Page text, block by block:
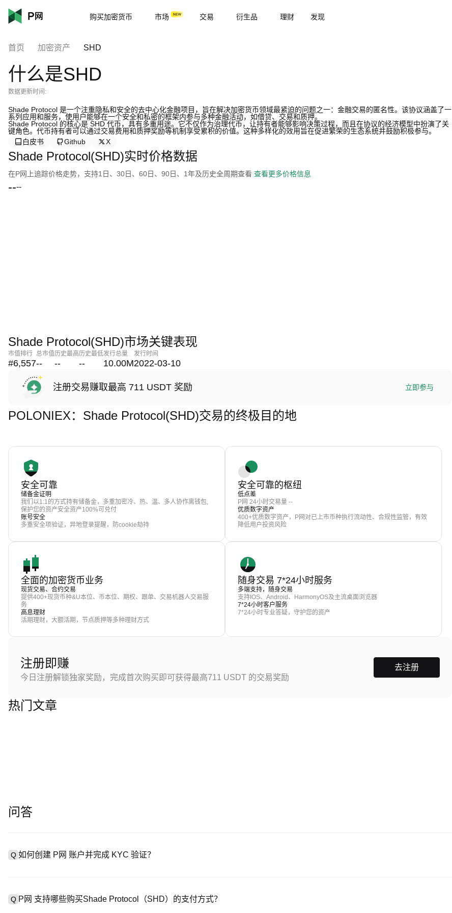
购买加密货币 市场 交易 衍生品 理财 发现
首页 加密资产 SHD
什么是SHD
数据更新时间:
Shade Protocol 是一个注重隐私和安全的去中心化金融项目，旨在解决加密货币领域最紧迫的问题之一：金融交易的匿名性。该协议涵盖了一
系列应用和服务，使用户能够在一个安全和私密的框架内参与多种金融活动，如借贷、交易和质押。
Shade Protocol 的核心是 SHD 代币，具有多重用途。它不仅作为治理代币，让持有者能够影响决策过程，而且在协议的经济模型中扮演了关
键角色。代币持有者可以通过交易费用和质押奖励等机制享受累积的价值。这种多样化的效用旨在促进繁荣的生态系统并鼓励积极参与。
白皮书
Github X
Shade Protocol(SHD)实时价格数据
在P网上追踪价格走势，支持1日、30日、60日、90日、1年及历史全周期查看 查看更多价格信息
----
Shade Protocol(SHD)市场关键表现
市值排行
#6,557
总市值
--
历史最高
--
历史最低
--
发行总量
10.00M
发行时间
2022-03-10
注册交易赚取最高 711 USDT 奖励 立即参与
POLONIEX：Shade Protocol(SHD)交易的终极目的地
安全可靠
储备金证明
我们以1:1的方式持有储备金，多重加密冷、热、温、多人协作离钱包,
保护您的资产安全资产100%可兑付
账号安全
多重安全项验证，异地登录提醒，防cookie劫持
安全可靠的枢纽
低点差
P网 24小时交易量 --
优质数字资产
400+优质数字资产，P网对已上市币种执行流动性、合规性监管，有效
降低用户投资风险
全面的加密货币业务
现货交易、合约交易
提供400+现货币种&U本位、币本位、期权、跟单、交易机器人交易服
务
高息理财
活期理财，大额活期，节点质押等多种理财方式
随身交易 7*24小时服务
多端支持，随身交易
支持IOS、Android、HarmonyOS及主流桌面浏览器
7*24小时客户服务
7*24小时专业答疑，守护您的资产
注册即赚
今日注册解锁独家奖励，完成首次购买即可获得最高711 USDT 的交易奖励
去注册
热门文章
问答
Q 如何创建 P网 账户并完成 KYC 验证？
Q P网 支持哪些购买Shade Protocol（SHD）的支付方式？